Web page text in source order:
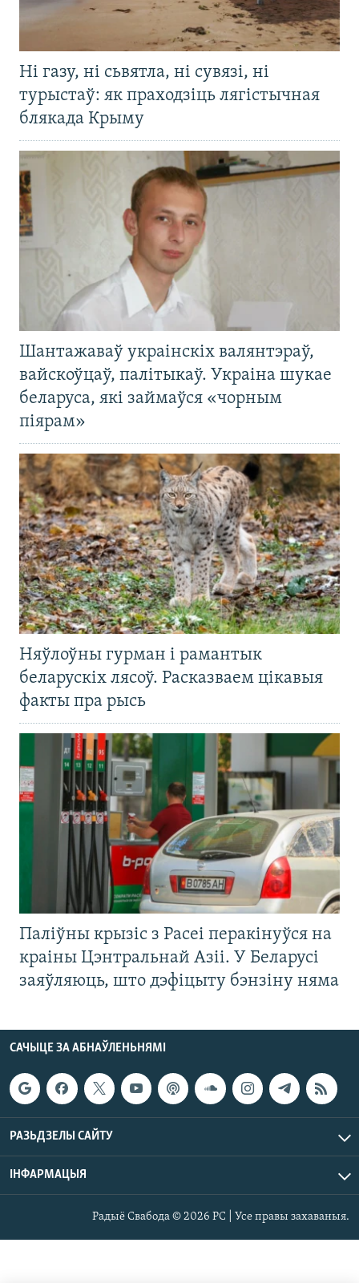
Ні газу, ні сьвятла, ні сувязі, ні
турыстаў: як праходзіць лягістычная
блякада Крыму
Шантажаваў украінскіх валянтэраў,
вайскоўцаў, палітыкаў. Украіна шукае
беларуса, які займаўся «чорным
піярам»
Няўлоўны гурман і рамантык
беларускіх лясоў. Расказваем цікавыя
факты пра рысь
Паліўны крызіс з Расеі перакінуўся на
краіны Цэнтральнай Азіі. У Беларусі
заяўляюць, што дэфіцыту бэнзіну няма
САЧЫЦЕ ЗА АБНАЎЛЕНЬНЯМІ
РАЗЬДЗЕЛЫ САЙТУ
ІНФАРМАЦЫЯ
Радыё Свабода © 2026 РС | Усе правы захаваныя.